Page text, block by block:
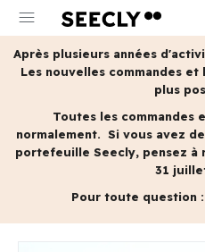
menu
Après plusieurs années
Les nouvelles commandes
plus
Toutes les commandes
normalement. Si vous avez
portefeuille Seecly, pensez à
31
Pour toute question :